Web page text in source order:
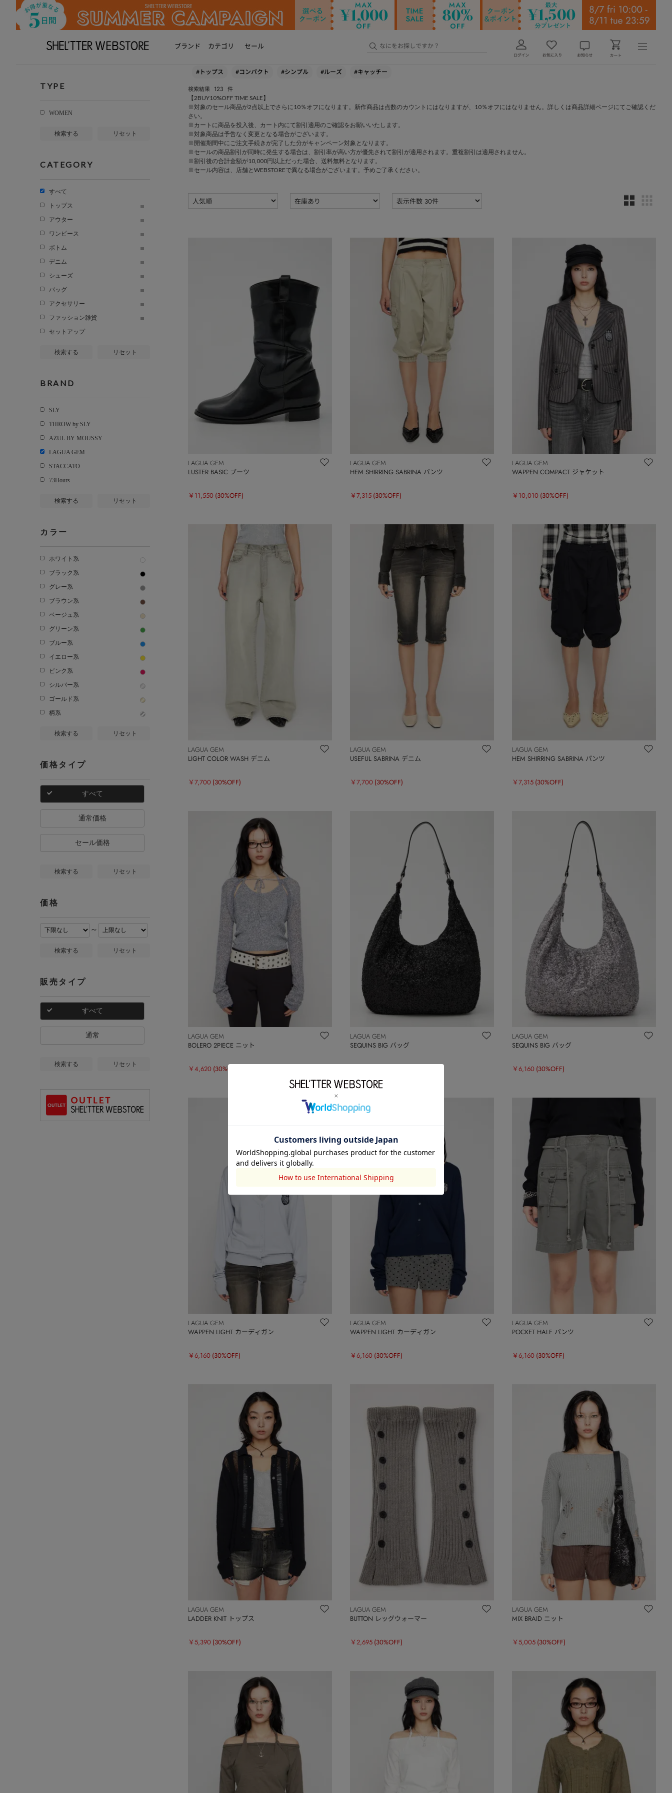
ブランド カテゴリ セール
TYPE
WOMEN
検索する リセット
CATEGORY
すべて
トップス
アウター
ワンピース
ボトム
デニム
シューズ
バッグ
アクセサリー
ファッション雑貨
セットアップ
検索する リセット
BRAND
SLY
THROW by SLY
AZUL BY MOUSSY
LAGUA GEM
STACCATO
73Hours
検索する リセット
カラー
ホワイト系
ブラック系
グレー系
ブラウン系
ベージュ系
グリーン系
ブルー系
イエロー系
ピンク系
シルバー系
ゴールド系
柄系
検索する リセット
価格タイプ
すべて
通常価格
セール価格
検索する リセット
価格
～
検索する リセット
販売タイプ
すべて
通常
検索する リセット
#トップス #コンパクト #シンプル #ルーズ #キャッチー
検索結果 123 件
【2BUY10%OFF TIME SALE】
※対象のセール商品が2点以上でさらに10％オフになります。新作商品は点数のカウントにはなりますが、10％オフにはなりません。詳しくは商品詳細ページにてご確認くだ
さい。
※カートに商品を投入後、カート内にて割引適用のご確認をお願いいたします。
※対象商品は予告なく変更となる場合がございます。
※開催期間中にご注文手続きが完了した分がキャンペーン対象となります。
※セールの商品割引が同時に発生する場合は、割引率が高い方が優先されて割引が適用されます。重複割引は適用されません。
※割引後の合計金額が10,000円以上だった場合、送料無料となります。
※セール内容は、店舗とWEBSTOREで異なる場合がございます。予めご了承ください。
LAGUA GEM
LUSTER BASIC ブーツ
￥11,550 (30%OFF)
LAGUA GEM
HEM SHIRRING SABRINA パンツ
￥7,315 (30%OFF)
LAGUA GEM
WAPPEN COMPACT ジャケット
￥10,010 (30%OFF)
LAGUA GEM
LIGHT COLOR WASH デニム
￥7,700 (30%OFF)
LAGUA GEM
USEFUL SABRINA デニム
￥7,700 (30%OFF)
LAGUA GEM
HEM SHIRRING SABRINA パンツ
￥7,315 (30%OFF)
LAGUA GEM
BOLERO 2PIECE ニット
￥4,620 (30%OFF)
LAGUA GEM
SEQUINS BIG バッグ
LAGUA GEM
SEQUINS BIG バッグ
￥6,160 (30%OFF)
LAGUA GEM
WAPPEN LIGHT カーディガン
￥6,160 (30%OFF)
LAGUA GEM
WAPPEN LIGHT カーディガン
￥6,160 (30%OFF)
LAGUA GEM
POCKET HALF パンツ
￥6,160 (30%OFF)
LAGUA GEM
LADDER KNIT トップス
￥5,390 (30%OFF)
LAGUA GEM
BUTTON レッグウォーマー
￥2,695 (30%OFF)
LAGUA GEM
MIX BRAID ニット
￥5,005 (30%OFF)